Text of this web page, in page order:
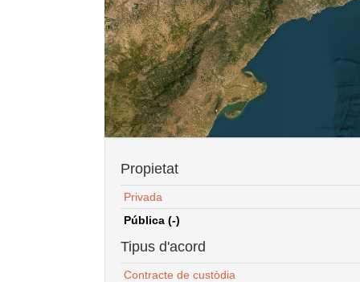
Propietat
Privada
Pública (-)
Tipus d'acord
Contracte de custòdia